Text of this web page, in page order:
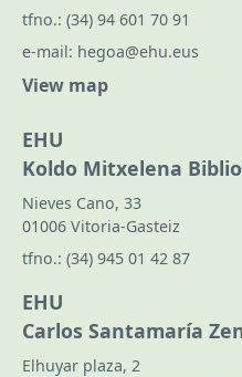
tfno.: (34) 94 601 70 91
e-mail: hegoa@ehu.eus
View map
EHU
Koldo Mitxelena
Nieves Cano, 33
01006 Vitoria-Gasteiz
tfno.: (34) 945 01 42 87
EHU
Carlos Santamaría
Elhuyar plaza, 2